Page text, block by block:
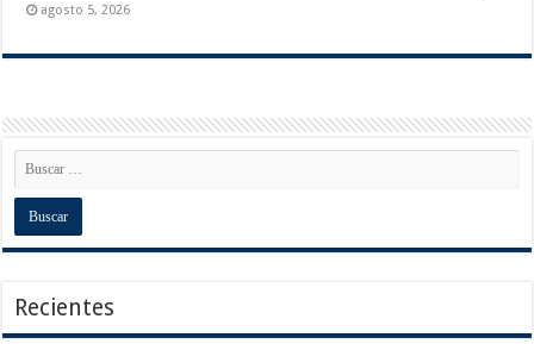
agosto 5, 2026
Recientes